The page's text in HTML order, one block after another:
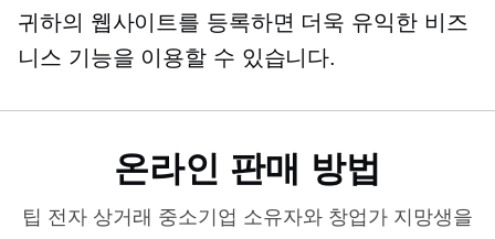
귀하의 웹사이트를 등록하면 더욱 유익한 비즈
니스 기능을 이용할 수 있습니다.
온라인 판매 방법
팁 전자 상거래 중소기업 소유자와 창업가 지망생을